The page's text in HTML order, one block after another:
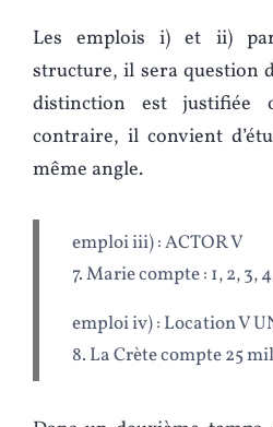
Les emplois i) et ii)
structure, il sera question
distinction est
contraire, il convient
même angle.
emploi iii) : ACTOR V
7. Marie compte : 1, 2, 3,
emploi iv) : Location V
8. La Crète compte 25